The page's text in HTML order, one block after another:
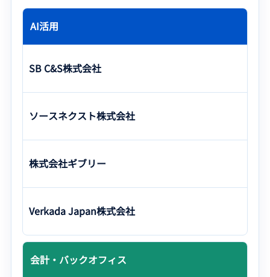
AI活用
SB C&S株式会社
ソースネクスト株式会社
株式会社ギブリー
Verkada Japan株式会社
会計・バックオフィス